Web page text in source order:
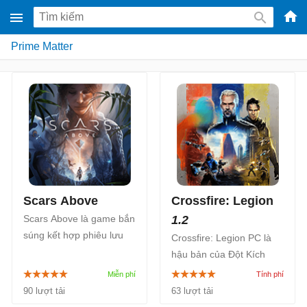
-
Prime Matter
Scars Above
Scars Above là game bắn
súng kết hợp phiêu lưu
kết hợp nhiều trải nghiệm
90 lượt tải
Crossfire: Legion
1.2
Crossfire: Legion PC là
hậu bản của Đột Kích
nhưng nhấn mạnh vào
phong cách chiến thuật
63 lượt tải